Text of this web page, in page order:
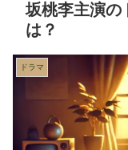
坂桃李主演の
は？
ドラマ